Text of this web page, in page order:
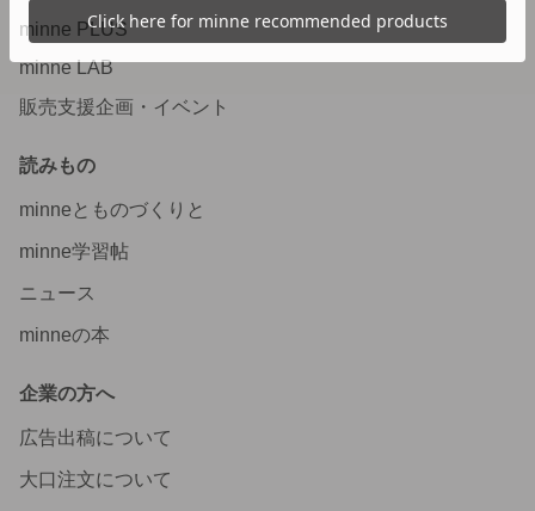
minne PLUS
minne LAB
販売支援企画・イベント
読みもの
minneとものづくりと
minne学習帖
ニュース
minneの本
企業の方へ
広告出稿について
大口注文について